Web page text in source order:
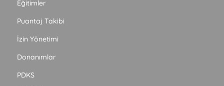
Eğitimler
Puantaj Takibi
İzin Yönetimi
Donanımlar
PDKS